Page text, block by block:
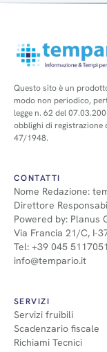
Questo sito è un
modo non periodico,
legge n. 62 del
obblighi di registrazione
47/1948.
CONTATTI
Nome Redazione:
Direttore
Powered by: Planus
Via Francia 21/C, I-
Tel: +39 045 5117051
info@tempario.it
SERVIZI
Servizi fruibili
Scadenzario fiscale
Richiami Tecnici